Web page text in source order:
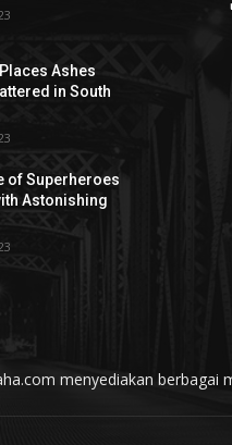
Ashes
in South
of Superheroes
Astonishing
menyediakan